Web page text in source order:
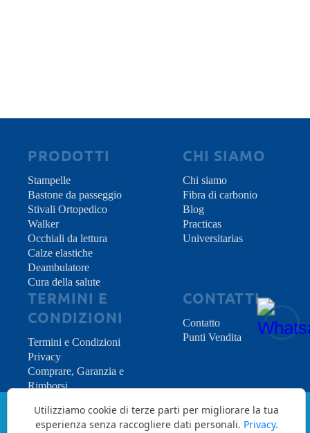
PRODOTTI
Stampelle
Bastone da passeggio
Stivali Ortopedico
Walker
Occhiali da lettura
Calze elastiche
Deambulatore
Cura della salute
CHI SIAMO
Chi siamo
Fibra di carbonio
Blog
Practicas
Universitarias
TERMINI E
CONDIZIONI
Termini e Condizioni
Privacy
Comprare, Garanzia e
Rimborsi
CONTATTI
Contatto
Punti Vendita
Copyright © 2026 INDES Medical S.L. - All
Utilizziamo cookie di terze parti per migliorare la tua
esperienza senza raccogliere dati personali. Privacy.